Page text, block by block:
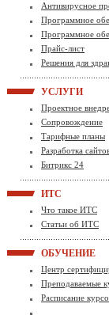
Антивирусное
Программное
Программное
Прайс-лист
Решения для
УСЛУГИ
Проектное
Сопровождение
Тарифные планы
Разработка
Битрикс 24
ИТС
Что такое ИТС
Статьи об ИТС
ОБУЧЕНИЕ
Центр
Преподаваемые
Расписание